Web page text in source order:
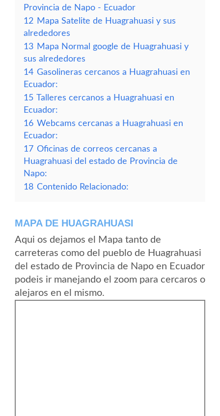
Provincia de Napo - Ecuador
12 Mapa Satelite de Huagrahuasi y sus
alrededores
13 Mapa Normal google de Huagrahuasi y
sus alrededores
14 Gasolineras cercanos a Huagrahuasi en
Ecuador:
15 Talleres cercanos a Huagrahuasi en
Ecuador:
16 Webcams cercanas a Huagrahuasi en
Ecuador:
17 Oficinas de correos cercanas a
Huagrahuasi del estado de Provincia de
Napo:
18 Contenido Relacionado:
MAPA DE HUAGRAHUASI
Aqui os dejamos el Mapa tanto de
carreteras como del pueblo de Huagrahuasi
del estado de Provincia de Napo en Ecuador
podeis ir manejando el zoom para cercaros o
alejaros en el mismo.